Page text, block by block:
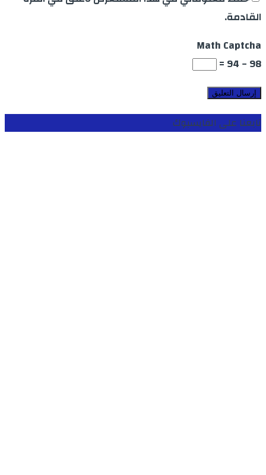
القادمة.
Math Captcha
98 − 94 =
تابعنا على الفايسبوك